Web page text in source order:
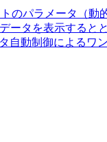
のパラメータ（動
ータを表示すると
自動制御によるワ